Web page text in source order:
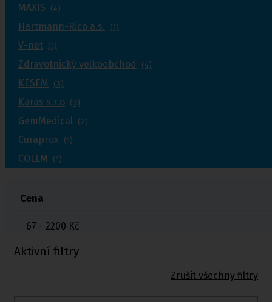
MAXIS (4)
Hartmann-Rico a.s. (1)
V-net (1)
Zdravotnický velkoobchod (4)
KESEM (3)
Karas s.r.o (3)
GemMedical (2)
Curaprox (1)
COLLM (1)
Cena
67 - 2200 Kč
Aktivní filtry
Zrušit všechny filtry